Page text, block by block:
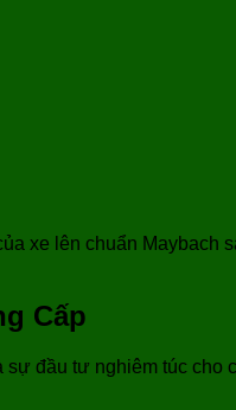
xe lên chuẩn Maybach
Cấp
đầu tư nghiêm túc